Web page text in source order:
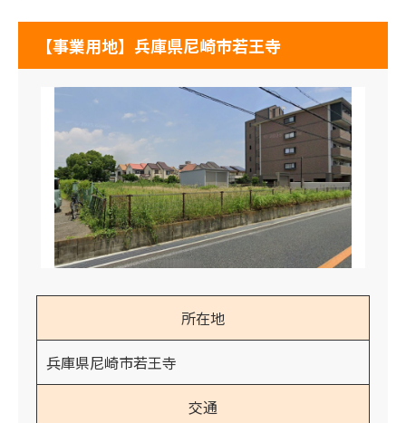
【事業用地】兵庫県尼崎市若王寺
所在地
兵庫県尼崎市若王寺
交通